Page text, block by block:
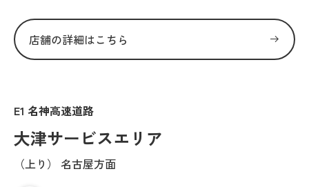
店舗の詳細はこちら
E1 名神高速道路
大津サービスエリア
（上り） 名古屋方面